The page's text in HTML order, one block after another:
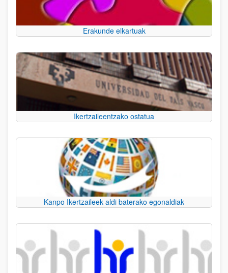
Erakunde elkartuak
Ikertzaileentzako ostatua
Kanpo Ikertzaileek aldi baterako egonaldiak